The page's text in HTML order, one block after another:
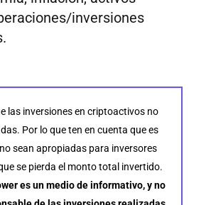
inversiones
las inversiones en criptoactivos no
Por lo que ten en cuenta que es
sean apropiadas para inversores
se pierda el monto total invertido.
es un medio de informativo, y no